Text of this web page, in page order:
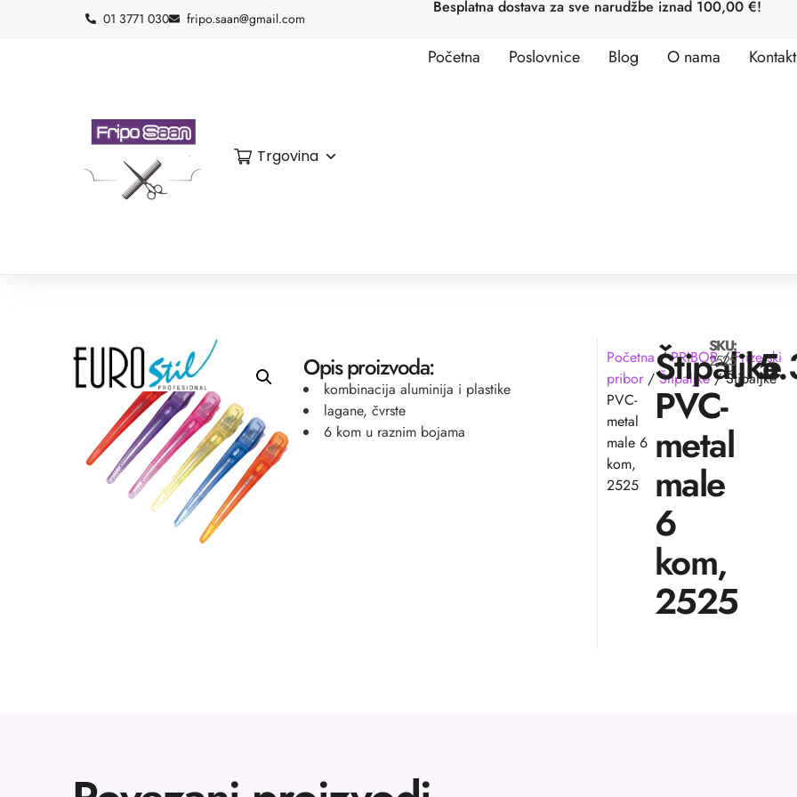
01 3771 030 fripo.saan@gmail.com
Besplatna dostava za sve narudžbe iznad 100,00 €!
Trgovina
Početna Poslovnice Blog O nama Kontakt
Opis proizvoda:
kombinacija aluminija i plastike
lagane, čvrste
6 kom u raznim bojama
Početna/PRIBOR/Frizerski
pribor /Štipaljke/ Štipaljke
PVC-
metal
male 6
kom,
2525
Štipaljke
PVC-
metal
male
6
kom,
2525
SKU:
2525